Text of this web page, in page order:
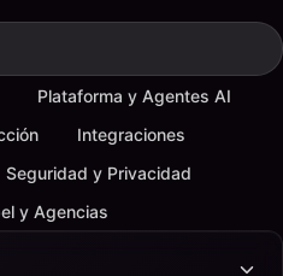
Plataforma y Agentes AI
Integraciones
Seguridad y Privacidad
y Agencias